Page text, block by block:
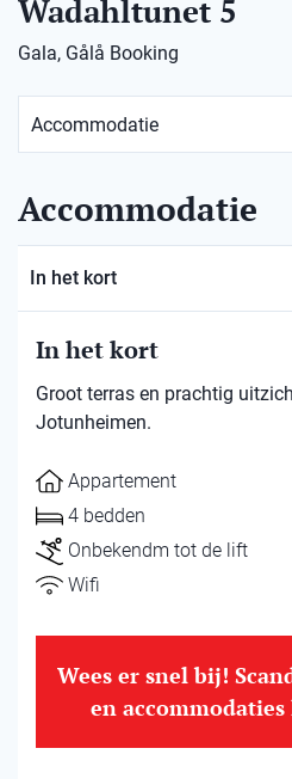
Wadahltunet 5
Gala, Gålå Booking
Accommodatie
In het kort
In het kort
Groot terras en prachtig
Jotunheimen.
Appartement
4 bedden
Onbekendm tot de lift
Wifi
Wees er snel bij!
en